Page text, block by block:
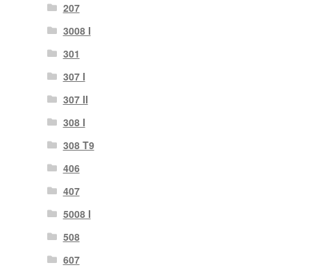
207
3008 I
301
307 I
307 II
308 I
308 T9
406
407
5008 I
508
607